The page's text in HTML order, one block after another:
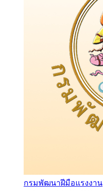
กรมพัฒนาฝีมือแรงงาน